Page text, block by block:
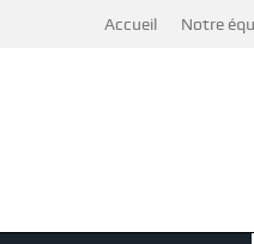
Accueil Notre